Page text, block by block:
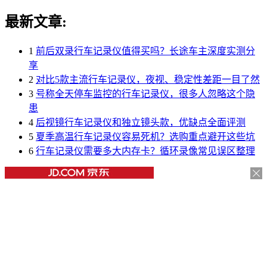
最新文章:
1 前后双录行车记录仪值得买吗？长途车主深度实测分
享
2 对比5款主流行车记录仪，夜视、稳定性差距一目了然
3 号称全天停车监控的行车记录仪，很多人忽略这个隐
患
4 后视镜行车记录仪和独立镜头款，优缺点全面评测
5 夏季高温行车记录仪容易死机？选购重点避开这些坑
6 行车记录仪需要多大内存卡？循环录像常见误区整理